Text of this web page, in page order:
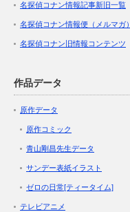
名探偵コナン情報記事新旧一覧
名探偵コナン情報便（メルマガ）
名探偵コナン旧情報コンテンツ
作品データ
原作データ
原作コミック
青山剛昌先生データ
サンデー表紙イラスト
ゼロの日常[ティータイム]
テレビアニメ